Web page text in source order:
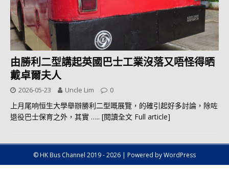
由勝利二型講起英國巴士工業沒落又唔怪得晒
戴卓爾夫人
2026-05-23 Uncle Lim 0
上月尾响恒生大學舉辦勝利二型嘅展覽，的確引起好多討論，除咗
退役巴士保育之外，其實 ….. [閱讀全文 Full article]
© HK Bus Channel 2019 - 2026 | Powered by WordPress